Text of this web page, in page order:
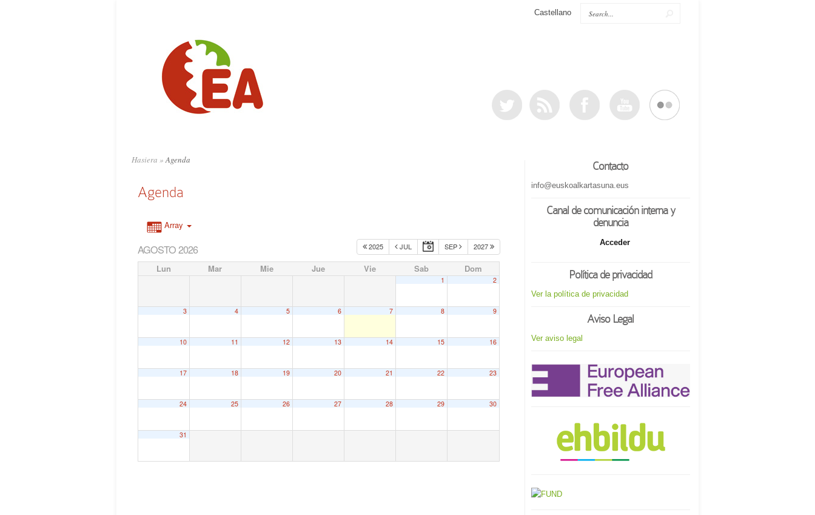
Castellano
Hasiera »Agenda
Agenda
Array
AGOSTO 2026 2025 JUL SEP 2027
Lun Mar Mie Jue Vie Sab Dom
1 2
3 4 5 6 7 8 9
10 11 12 13 14 15 16
17 18 19 20 21 22 23
24 25 26 27 28 29 30
31
Contacto
info@euskoalkartasuna.eus
Canal de comunicación interna y
denuncia
Acceder
Política de privacidad
Ver la política de privacidad
Aviso Legal
Ver aviso legal